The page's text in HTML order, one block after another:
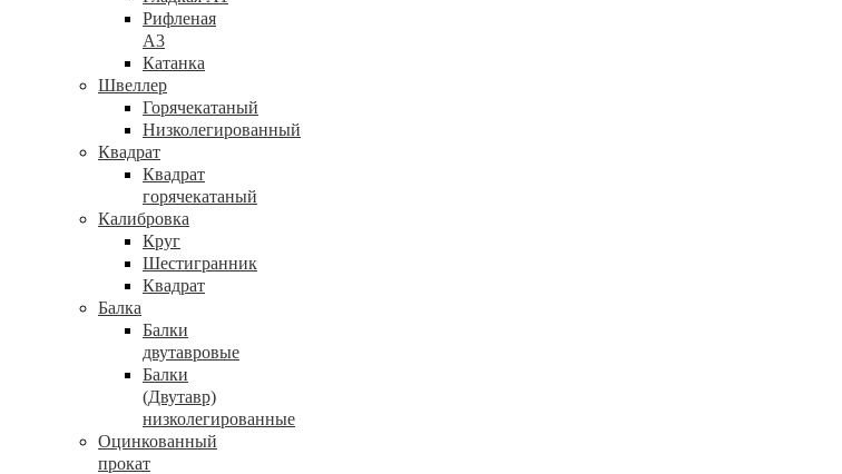
Рифленая
А3
Катанка
Швеллер
Горячекатаный
Низколегированный
Квадрат
Квадрат
горячекатаный
Калибровка
Круг
Шестигранник
Квадрат
Балка
Балки
двутавровые
Балки
(Двутавр)
низколегированные
Оцинкованный
прокат